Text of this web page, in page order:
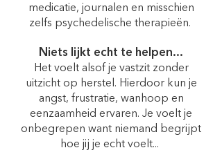
medicatie, journalen en misschien
zelfs psychedelische therapieën.
Niets lijkt echt te helpen...
Het voelt alsof je vastzit zonder
uitzicht op herstel. Hierdoor kun je
angst, frustratie, wanhoop en
eenzaamheid ervaren. Je voelt je
onbegrepen want niemand begrijpt
hoe jij je echt voelt...